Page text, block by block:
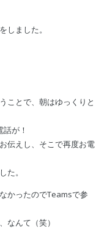
しました。
ことで、朝はゆっくりと
が！
伝えし、そこで再度お電
た。
かったのでTeamsで参
なんて（笑）